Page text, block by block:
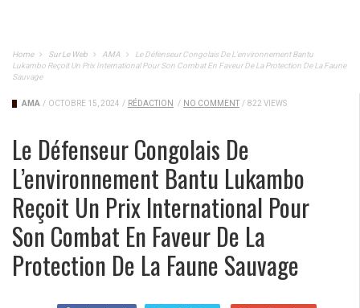
Home Sur Le Web AMA
Le Défenseur Congolais De L’environnement Bantu
Lukambo Reçoit Un Prix International Pour Son Combat En Faveur De La Protection De La Faune
Sauvage
AMA / OCTOBRE 15, 2024 / RÉDACTION / NO COMMENT / 822 VIEWS
Le Défenseur Congolais De
L’environnement Bantu Lukambo
Reçoit Un Prix International Pour
Son Combat En Faveur De La
Protection De La Faune Sauvage